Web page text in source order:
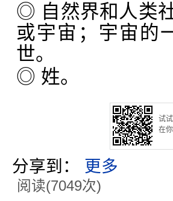
◎ 自然界和人类
或宇宙；宇宙的
世。
◎ 姓。
试
在
分享到： 更多
阅读(7049次)